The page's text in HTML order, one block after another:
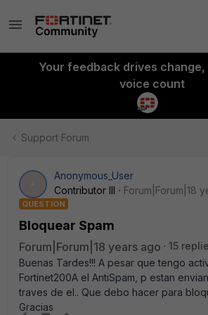
Your feedback drives change,
voice count
Support Forum
Anonymous_User
Contributor III
Forum|Forum|18
QUESTION
Bloquear Spam
Forum|Forum|18 years ago
15
Buenas Tardes!!! A pesar que tengo
Fortinet200A el AntiSpam, p estan
traves de el.. Que debo hacer para
Gracias